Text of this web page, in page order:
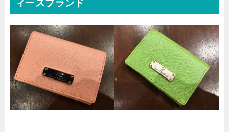
ィースブランド